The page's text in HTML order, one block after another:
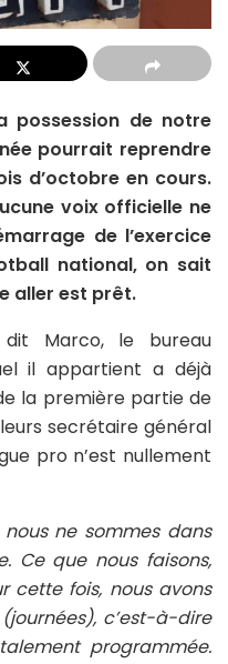
possession de notre
pourrait reprendre
d’octobre en cours.
voix officielle ne
de l’exercice
national, on sait
aller est prêt.
dit Marco, le bureau
il appartient a déjà
la première partie de
secrétaire général
pro n’est nullement
ne sommes dans
Ce que nous faisons,
cette fois, nous avons
c’est-à-dire
programmée.